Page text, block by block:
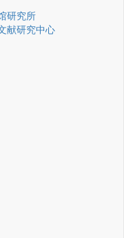
研究所
献研究中心